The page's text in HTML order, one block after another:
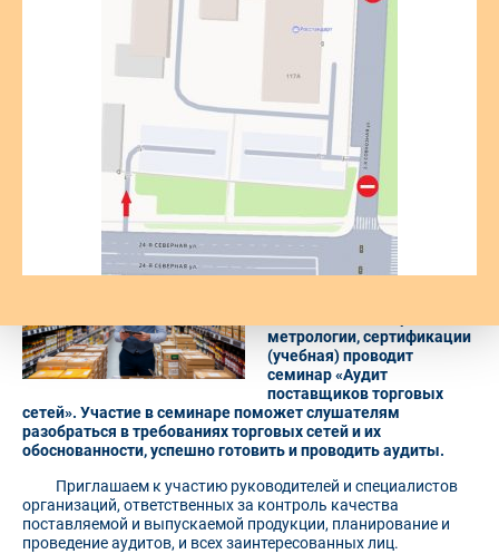
Стабильное качество и
минимум рисков. Что
нужно для успешного
аудита поставщиков
торговых сетей?
24 июля ФБУ «Омский
ЦСМ»совместно с
метрологии, сертификации
(учебная) проводит
семинар «Аудит
поставщиков торговых
сетей». Участие в семинаре поможет слушателям
разобраться в требованиях торговых сетей и их
обоснованности, успешно готовить и проводить аудиты.
Приглашаем к участию руководителей и специалистов
организаций, ответственных за контроль качества
поставляемой и выпускаемой продукции, планирование и
проведение аудитов, и всех заинтересованных лиц.